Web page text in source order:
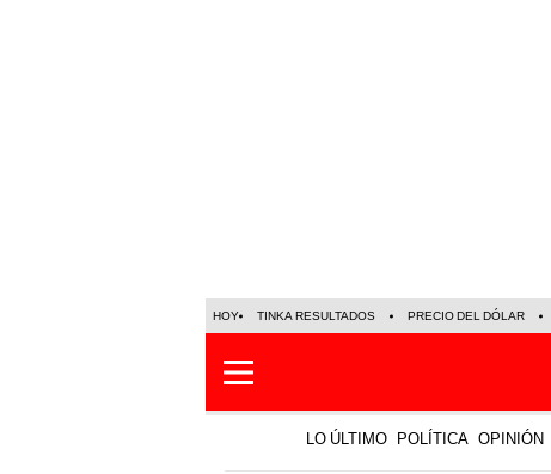
HOY TINKA RESULTADOS PRECIO DEL DÓLAR
LO ÚLTIMO POLÍTICA OPINIÓN